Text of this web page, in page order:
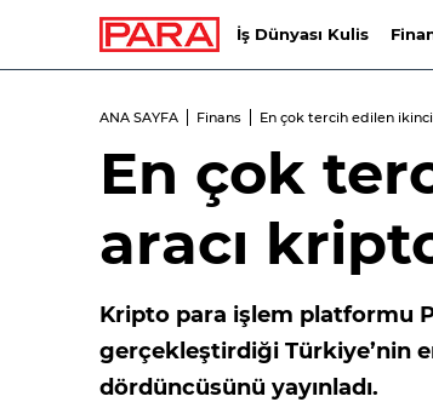
İş Dünyası Kulis
ANA SAYFA Finans En çok tercih edilen
En çok
aracı
Kripto para işlem platformu
gerçekleştirdiği Türkiye’nin
dördüncüsünü yayınladı.